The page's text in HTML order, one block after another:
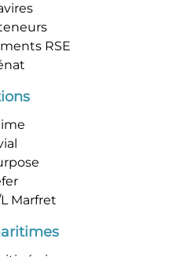
RSE
Marfret